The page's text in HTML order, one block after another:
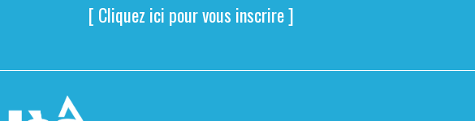
[ Cliquez ici pour vous inscrire ]